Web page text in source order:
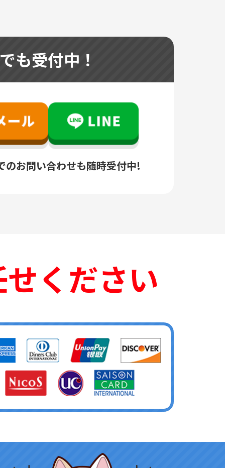
も受付中！
のお問い合わせも随時受付中!
ください